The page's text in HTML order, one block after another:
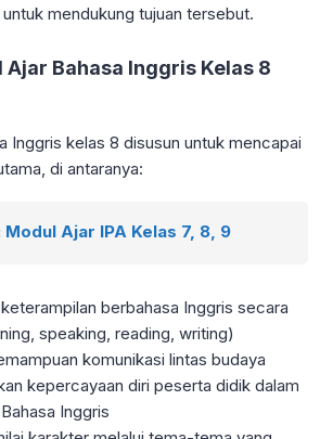
mendukung tujuan tersebut.
Ajar Bahasa Inggris Kelas 8
Inggris kelas 8 disusun untuk mencapai
di antaranya:
Modul Ajar IPA Kelas 7, 8, 9
berbahasa Inggris secara
speaking, reading, writing)
komunikasi lintas budaya
kepercayaan diri peserta didik dalam
Inggris